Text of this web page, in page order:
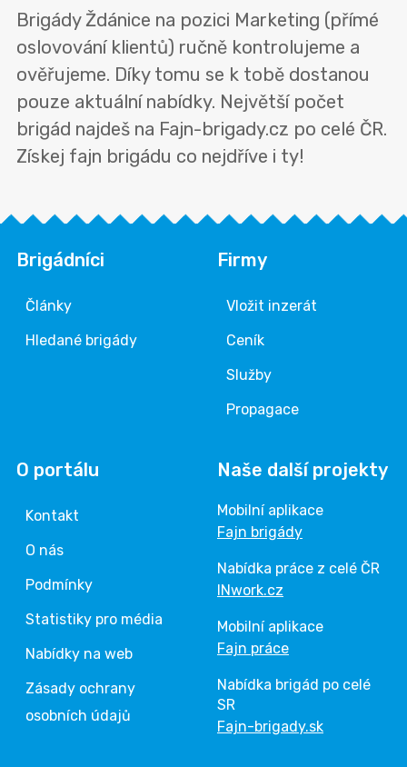
Brigády Ždánice na pozici Marketing (přímé
oslovování klientů) ručně kontrolujeme a
ověřujeme. Díky tomu se k tobě dostanou
pouze aktuální nabídky. Největší počet
brigád najdeš na Fajn-brigady.cz po celé ČR.
Získej fajn brigádu co nejdříve i ty!
Brigádníci
Články
Hledané brigády
Firmy
Vložit inzerát
Ceník
Služby
Propagace
O portálu
Kontakt
O nás
Podmínky
Statistiky pro média
Nabídky na web
Zásady ochrany
osobních údajů
Naše další projekty
Mobilní aplikace
Fajn brigády
Nabídka práce z celé ČR
INwork.cz
Mobilní aplikace
Fajn práce
Nabídka brigád po celé
SR
Fajn-brigady.sk